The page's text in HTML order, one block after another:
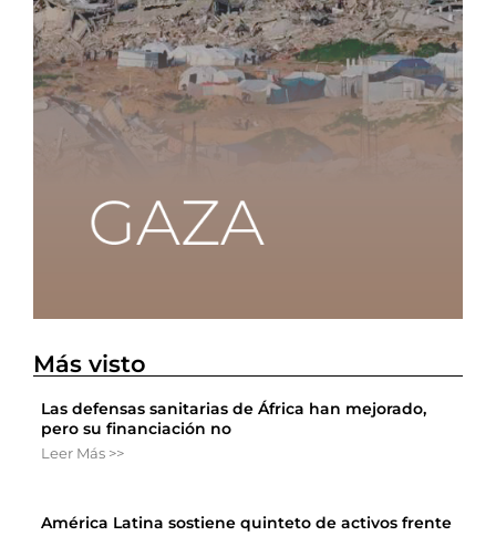
Más visto
Las defensas sanitarias de África han mejorado,
pero su financiación no
Leer Más >>
América Latina sostiene quinteto de activos frente